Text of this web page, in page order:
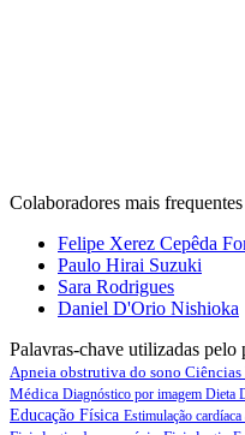
Colaboradores mais
Felipe Xerez Cepêda
Paulo Hirai Suzuki
Sara Rodrigues
Daniel D'Orio Nishioka
Palavras-chave utilizadas pelo
Apneia obstrutiva do sono
Médica Diagnóstico por imagem Dieta
Educação Física Estimulação